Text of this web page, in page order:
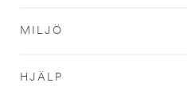
MILJÖ
HJÄLP